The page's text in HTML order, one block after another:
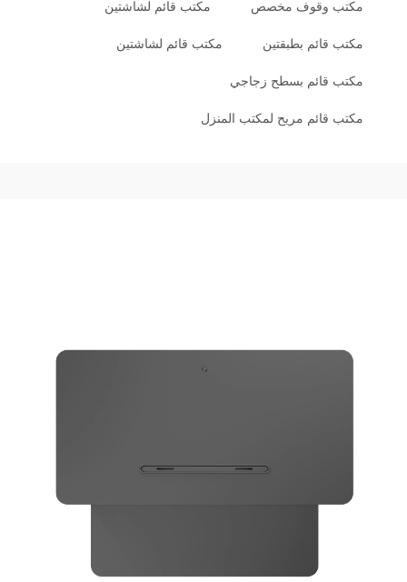
مكتب وقوف مخصص مكتب قائم لشاشتين
مكتب قائم بطبقتين مكتب قائم لشاشتين
مكتب قائم بسطح زجاجي
مكتب قائم مريح لمكتب المنزل